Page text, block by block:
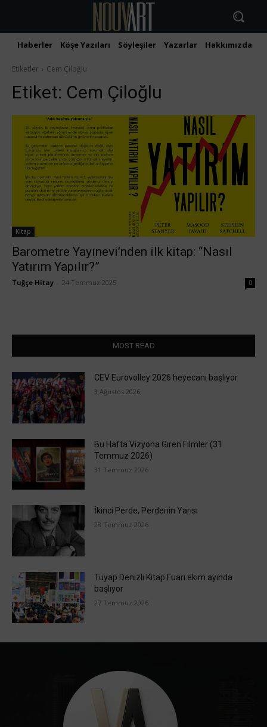
Haberler Köşe Yazıları Söyleşiler Yazarlar Hakkımızda
Etiketler Cem Çiloğlu
Etiket: Cem Çiloğlu
Kitap
Barometre Yayınevi’nden ilk kitap: “Nasıl
Yatırım Yapılır?”
Tuğçe Hitay 24 Temmuz 2025 0
MOST READ
CEV Eurovolley 2026 heyecanı başlıyor
3 Ağustos 2026
Bu Hafta Vizyona Giren Filmler (31
Temmuz 2026)
31 Temmuz 2026
İkinci Perde, Perdenin Yarısı
28 Temmuz 2026
Tüyap Denizli Kitap Fuarı ekim ayında
başlıyor
27 Temmuz 2026